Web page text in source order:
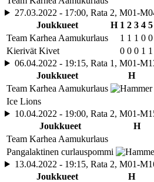
27.03.2022 - 17:00, Rata 2, M01-
Joukkueet
H 1 2 3 4 5
Team Karhea Aamukurlaus
1 1 1 0 0
Kierivät Kivet
0 0 0 1 1
06.04.2022 - 19:15, Rata 1, M01-
Joukkueet
H
Team Karhea Aamukurlaus
Ice Lions
10.04.2022 - 19:00, Rata 2, M01-
Joukkueet
H
Team Karhea Aamukurlaus
Pangalaktinen curlauspommi
13.04.2022 - 19:15, Rata 2, M01-
Joukkueet
H